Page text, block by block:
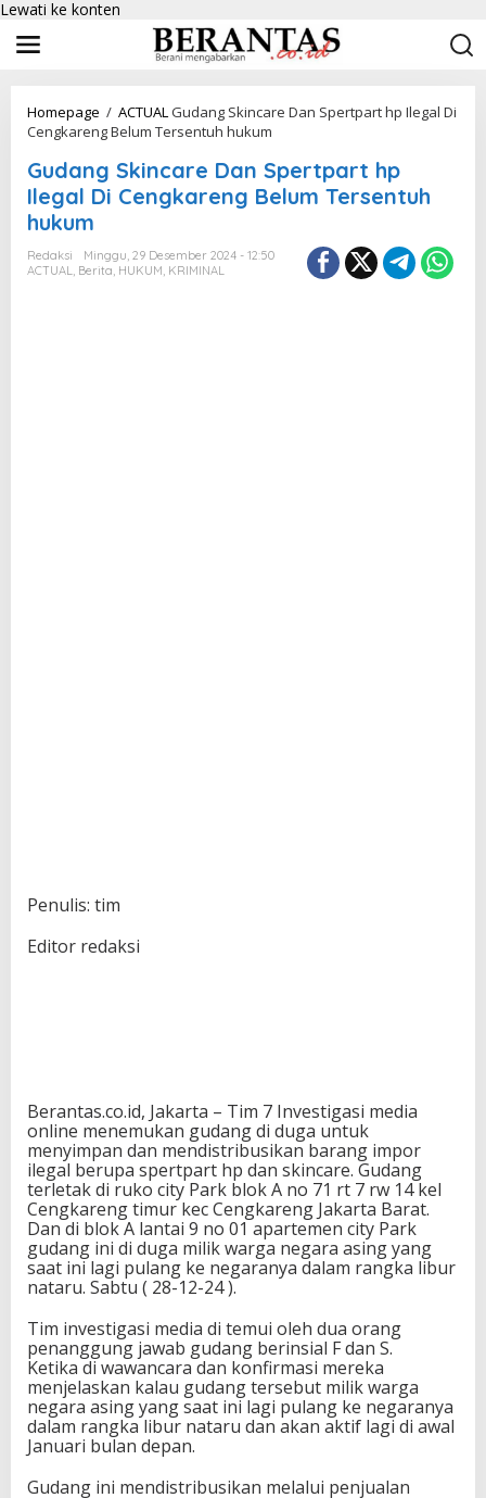
Lewati ke konten
Homepage / ACTUALGudang Skincare Dan Spertpart hp Ilegal Di
Cengkareng Belum Tersentuh hukum
Gudang Skincare Dan Spertpart hp
Ilegal Di Cengkareng Belum Tersentuh
hukum
Redaksi
Minggu, 29 Desember 2024 - 12:50
ACTUAL, Berita, HUKUM, KRIMINAL
Penulis: tim
Editor redaksi
Berantas.co.id, Jakarta – Tim 7 Investigasi media
online menemukan gudang di duga untuk
menyimpan dan mendistribusikan barang impor
ilegal berupa spertpart hp dan skincare. Gudang
terletak di ruko city Park blok A no 71 rt 7 rw 14 kel
Cengkareng timur kec Cengkareng Jakarta Barat.
Dan di blok A lantai 9 no 01 apartemen city Park
gudang ini di duga milik warga negara asing yang
saat ini lagi pulang ke negaranya dalam rangka libur
nataru. Sabtu ( 28-12-24 ).
Tim investigasi media di temui oleh dua orang
penanggung jawab gudang berinsial F dan S.
Ketika di wawancara dan konfirmasi mereka
menjelaskan kalau gudang tersebut milik warga
negara asing yang saat ini lagi pulang ke negaranya
dalam rangka libur nataru dan akan aktif lagi di awal
Januari bulan depan.
Gudang ini mendistribusikan melalui penjualan